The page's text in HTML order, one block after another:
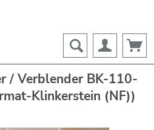
/ Verblender BK-110-
Klinkerstein (NF))